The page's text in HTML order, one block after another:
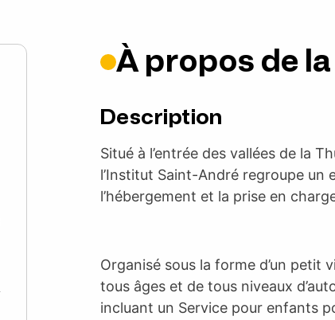
À propos de
Description
Situé à l’entrée des vallées de la
l’Institut Saint-André regroupe un
l’hébergement et la prise en
Organisé sous la forme d’un petit
tous âges et de tous niveaux
incluant un Service pour enfants